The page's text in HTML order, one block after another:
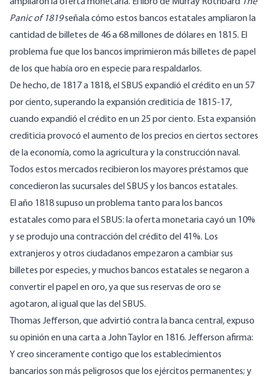
Panic of 1819señala cómo estos bancos estatales ampliaron la
cantidad de billetes de 46 a 68 millones de dólares en 1815. El
problema fue que los bancos imprimieron más billetes de papel
de los que había oro en especie para respaldarlos.
De hecho, de 1817 a 1818, el SBUS expandió el crédito en un 57
por ciento, superando la expansión crediticia de 1815-17,
cuando expandió el crédito en un 25 por ciento. Esta expansión
crediticia provocó el aumento de los precios en ciertos sectores
de la economía, como la agricultura y la construcción naval.
Todos estos mercados recibieron los mayores préstamos que
concedieron las sucursales del SBUS y los bancos estatales.
El año 1818 supuso un problema tanto para los bancos
estatales como para el SBUS: la oferta monetaria cayó un 10%
y se produjo una contracción del crédito del 41%. Los
extranjeros y otros ciudadanos empezaron a cambiar sus
billetes por especies, y muchos bancos estatales se negaron a
convertir el papel en oro, ya que sus reservas de oro se
agotaron, al igual que las del SBUS.
Thomas Jefferson, que advirtió contra la banca central, expuso
su opinión en una carta a John Taylor en 1816. Jefferson afirma:
Y creo sinceramente contigo que los establecimientos
bancarios son más peligrosos que los ejércitos permanentes; y